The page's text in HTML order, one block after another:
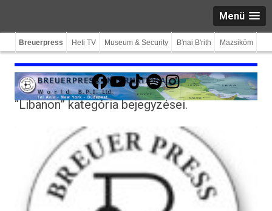
Menü
Breuerpress Heti TV Museum & Security B'nai B'rith Mazsiköm
Facebook
YouTube
TikTokSpotifyInstagram
“Libanon”kategória bejegyzései.